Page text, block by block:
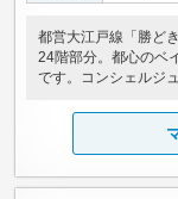
都営大江戸線「勝ど
24階部分。都心のベ
です。コンシェルジ